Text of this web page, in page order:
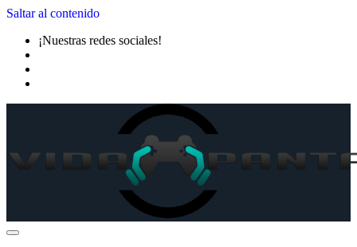
Saltar al contenido
¡Nuestras redes sociales!